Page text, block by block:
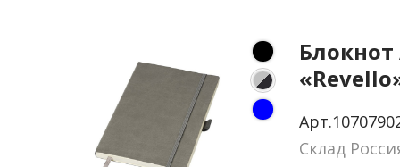
Блокнот
Склад